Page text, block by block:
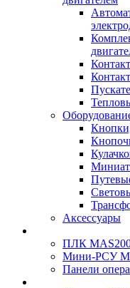
Аксессуары
ПЛК
Мини-РСУ
Панели